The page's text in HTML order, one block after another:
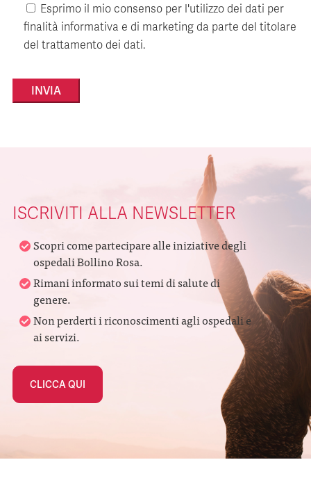
Esprimo il mio consenso per l'utilizzo dei dati per
finalità informativa e di marketing da parte del titolare
del trattamento dei dati.
ISCRIVITI ALLA NEWSLETTER
Scopri come partecipare alle iniziative degli
ospedali Bollino Rosa.
Rimani informato sui temi di salute di
genere.
Non perderti i riconoscimenti agli ospedali e
ai servizi.
CLICCA QUI